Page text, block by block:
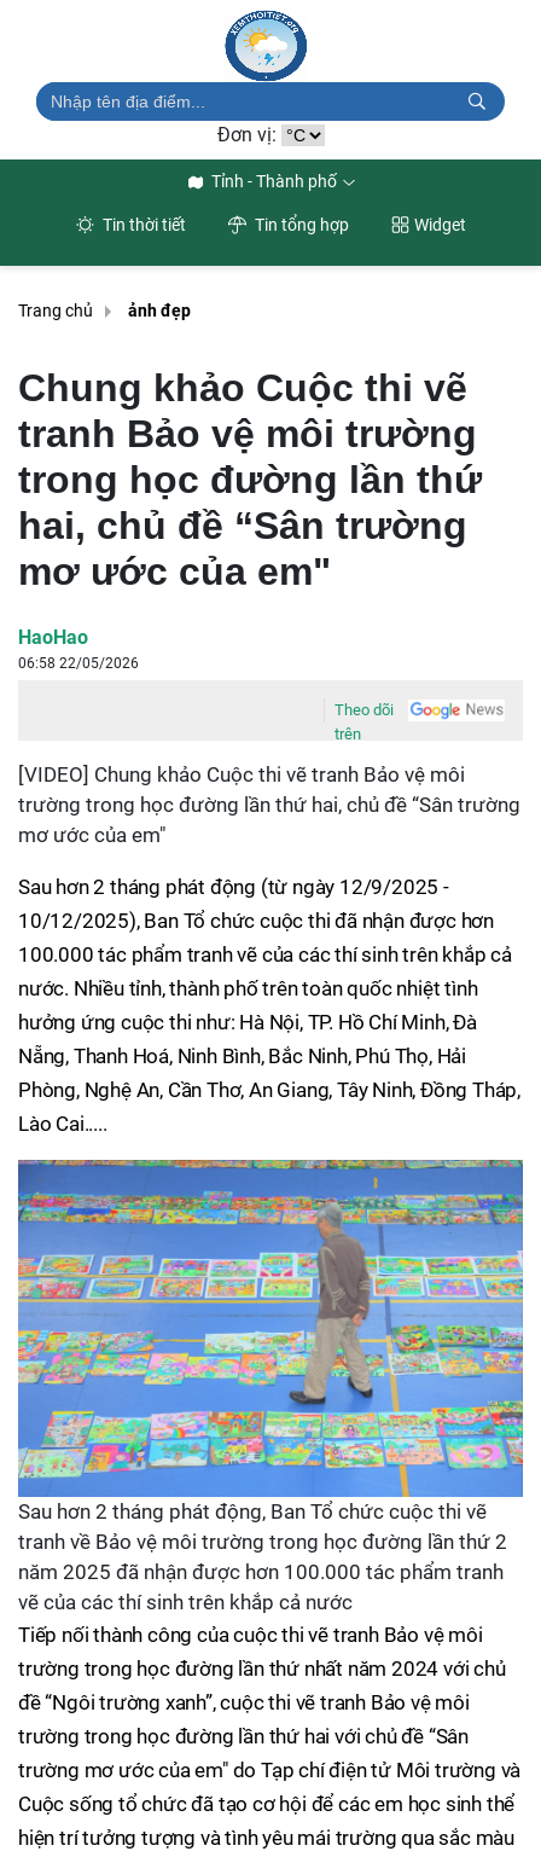
Đơn vị:
Tỉnh - Thành phố
Tin thời tiết Tin tổng hợp Widget
Trang chủ ảnh đẹp
Chung khảo Cuộc thi vẽ
tranh Bảo vệ môi trường
trong học đường lần thứ
hai, chủ đề “Sân trường
mơ ước của em"
HaoHao
06:58 22/05/2026
Theo dõi
trên
[VIDEO] Chung khảo Cuộc thi vẽ tranh Bảo vệ môi
trường trong học đường lần thứ hai, chủ đề “Sân trường
mơ ước của em"
Sau hơn 2 tháng phát động (từ ngày 12/9/2025 -
10/12/2025), Ban Tổ chức cuộc thi đã nhận được hơn
100.000 tác phẩm tranh vẽ của các thí sinh trên khắp cả
nước. Nhiều tỉnh, thành phố trên toàn quốc nhiệt tình
hưởng ứng cuộc thi như: Hà Nội, TP. Hồ Chí Minh, Đà
Nẵng, Thanh Hoá, Ninh Bình, Bắc Ninh, Phú Thọ, Hải
Phòng, Nghệ An, Cần Thơ, An Giang, Tây Ninh, Đồng Tháp,
Lào Cai.....
Sau hơn 2 tháng phát động, Ban Tổ chức cuộc thi vẽ
tranh về Bảo vệ môi trường trong học đường lần thứ 2
năm 2025 đã nhận được hơn 100.000 tác phẩm tranh
vẽ của các thí sinh trên khắp cả nước
Tiếp nối thành công của cuộc thi vẽ tranh Bảo vệ môi
trường trong học đường lần thứ nhất năm 2024 với chủ
đề “Ngôi trường xanh”, cuộc thi vẽ tranh Bảo vệ môi
trường trong học đường lần thứ hai với chủ đề “Sân
trường mơ ước của em" do Tạp chí điện tử Môi trường và
Cuộc sống tổ chức đã tạo cơ hội để các em học sinh thể
hiện trí tưởng tượng và tình yêu mái trường qua sắc màu